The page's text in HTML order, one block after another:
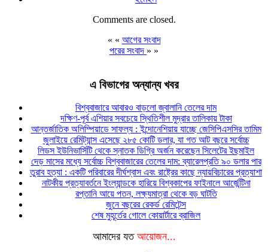
Comments are closed.
« « আগের সংবাদ
পরের সংবাদ » »
এ বিভাগের অন্যান্য খবর
বিশ্ববাজারে আবারও বাড়লো জ্বালানি তেলের দাম
দক্ষিণ-পূর্ব এশিয়ার সবচেয়ে স্থিতিশীল মুদ্রার তালিকায় টাকা
আন্তর্জাতিক অলিম্পিয়াডে সাফল্য : ইন্দোনেশিয়ায় যাচ্ছে জেসিপিএসসির তামিম
জুলাইয়ে রেমিট্যান্স এসেছে ২৮৫ কোটি ডলার, যা গত আট বছরে সর্বোচ্চ
লিডস ইউনিভার্সিটি থেকে স্নাতক ডিগ্রি অর্জন করেছেন সিলেটের ইছমাইল
দেড় মাসের মধ্যে সর্বোচ্চ বিশ্ববাজারের তেলের দাম: ব্যারেলপ্রতি ৯০ ডলার পার
তুরাব হত্যা : একটি পরিবারের দীর্ঘশ্বাস এবং রাষ্ট্রের কাছে ন্যায়বিচারের প্রত্যাশা
নাটকীয় প্রত্যাবর্তনে ইংল্যান্ডকে হারিয়ে বিশ্বকাপের ফাইনালে আর্জেন্টিনা
রপ্তানি আয়ে পতন, লক্ষ্যমাত্রা থেকে বড় ঘাটতি
জুনে বছরের রেকর্ড রেমিটেন্স
শেষ মুহূর্তের গোলে কোয়ার্টারে ব্রাজিল
আমাদের যত আয়োজন...